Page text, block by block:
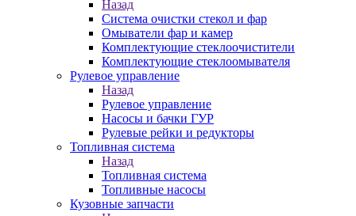
Назад
Система очистки стекол и фар
Омыватели фар и камер
Комплектующие стеклоочистители
Комплектующие стеклоомывателя
Рулевое управление
Назад
Рулевое управление
Насосы и бачки ГУР
Рулевые рейки и редукторы
Топливная система
Назад
Топливная система
Топливные насосы
Кузовные запчасти